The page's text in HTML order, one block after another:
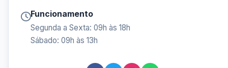
Funcionamento
Segunda a Sexta: 09h às 18h
Sábado: 09h às 13h